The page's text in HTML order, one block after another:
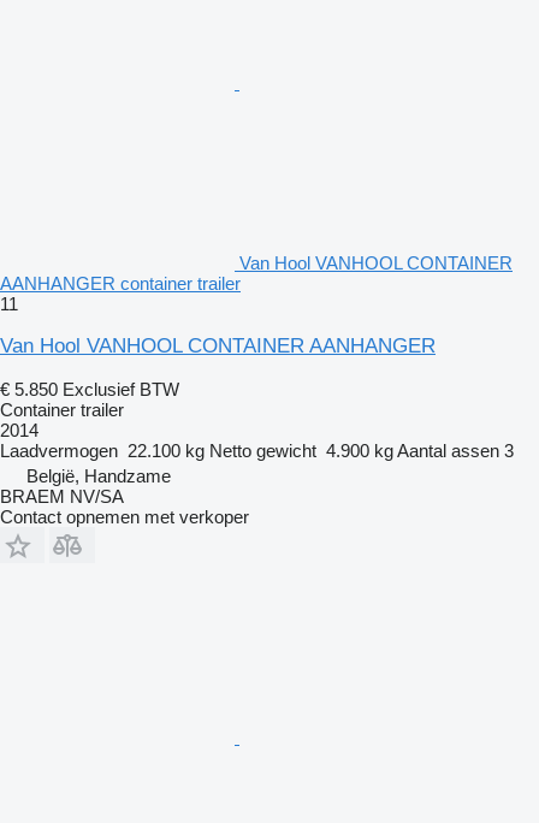
Van Hool VANHOOL CONTAINER
AANHANGER container trailer
11
Van Hool VANHOOL CONTAINER AANHANGER
€ 5.850 Exclusief BTW
Container trailer
2014
Laadvermogen 22.100 kg Netto gewicht 4.900 kgAantal assen 3
België, Handzame
BRAEM NV/SA
Contact opnemen met verkoper